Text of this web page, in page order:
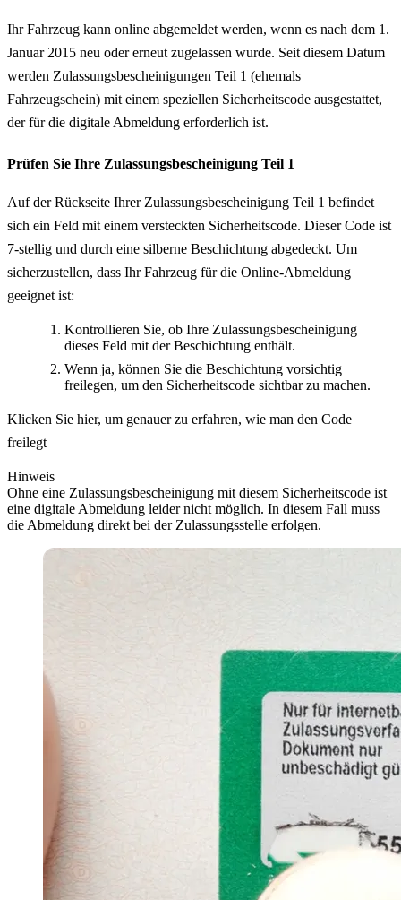
Ihr Fahrzeug kann online abgemeldet werden, wenn es nach dem 1.
Januar 2015 neu oder erneut zugelassen wurde. Seit diesem Datum
werden Zulassungsbescheinigungen Teil 1 (ehemals
Fahrzeugschein) mit einem speziellen Sicherheitscode ausgestattet,
der für die digitale Abmeldung erforderlich ist.
Prüfen Sie Ihre Zulassungsbescheinigung Teil 1
Auf der Rückseite Ihrer Zulassungsbescheinigung Teil 1 befindet
sich ein Feld mit einem versteckten Sicherheitscode. Dieser Code ist
7-stellig und durch eine silberne Beschichtung abgedeckt. Um
sicherzustellen, dass Ihr Fahrzeug für die Online-Abmeldung
geeignet ist:
Kontrollieren Sie, ob Ihre Zulassungsbescheinigung
dieses Feld mit der Beschichtung enthält.
Wenn ja, können Sie die Beschichtung vorsichtig
freilegen, um den Sicherheitscode sichtbar zu machen.
Klicken Sie hier, um genauer zu erfahren, wie man den Code
freilegt
Hinweis
Ohne eine Zulassungsbescheinigung mit diesem Sicherheitscode ist
eine digitale Abmeldung leider nicht möglich. In diesem Fall muss
die Abmeldung direkt bei der Zulassungsstelle erfolgen.